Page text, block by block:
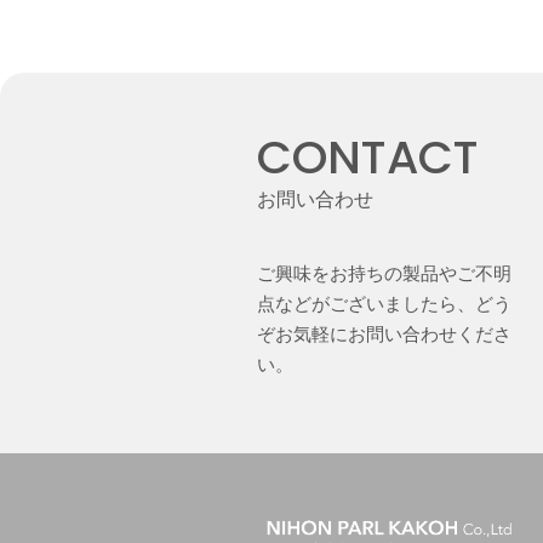
CONTACT
お問い合わせ
ご興味をお持ちの製品やご不明
点などがございましたら、どう
ぞお気軽にお問い合わせくださ
い。